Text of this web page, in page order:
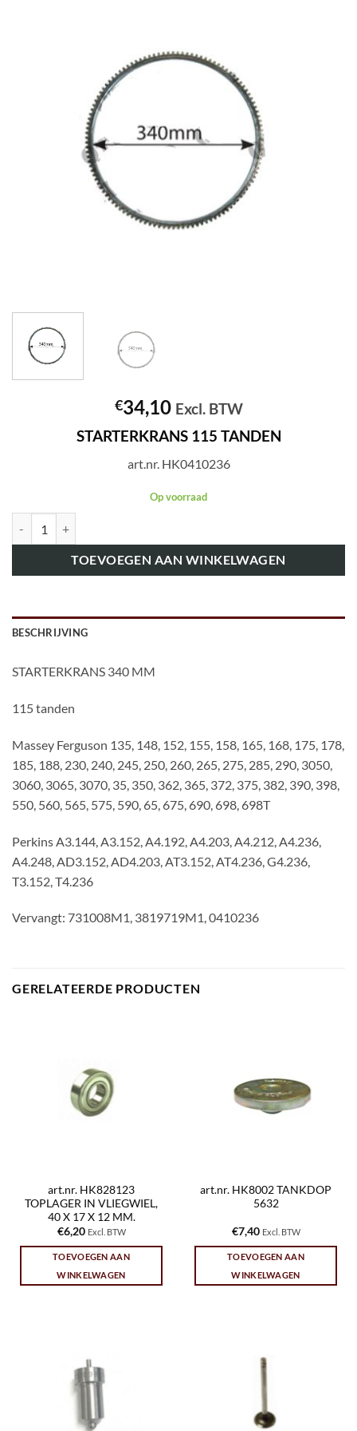
€34,10 Excl. BTW
STARTERKRANS 115 TANDEN
art.nr. HK0410236
Op voorraad
TOEVOEGEN AAN WINKELWAGEN
BESCHRIJVING
STARTERKRANS 340 MM
115 tanden
Massey Ferguson 135, 148, 152, 155, 158, 165, 168, 175, 178,
185, 188, 230, 240, 245, 250, 260, 265, 275, 285, 290, 3050,
3060, 3065, 3070, 35, 350, 362, 365, 372, 375, 382, 390, 398,
550, 560, 565, 575, 590, 65, 675, 690, 698, 698T
Perkins A3.144, A3.152, A4.192, A4.203, A4.212, A4.236,
A4.248, AD3.152, AD4.203, AT3.152, AT4.236, G4.236,
T3.152, T4.236
Vervangt: 731008M1, 3819719M1, 0410236
GERELATEERDE PRODUCTEN
art.nr. HK828123
TOPLAGER IN VLIEGWIEL,
40 X 17 X 12 MM.
€6,20 Excl. BTW
TOEVOEGEN AAN
WINKELWAGEN
art.nr. HK8002 TANKDOP
5632
€7,40 Excl. BTW
TOEVOEGEN AAN
WINKELWAGEN